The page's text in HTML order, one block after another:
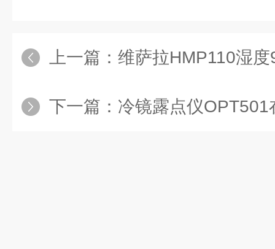
上一篇： 维萨拉HMP110湿度95%
下一篇： 冷镜露点仪